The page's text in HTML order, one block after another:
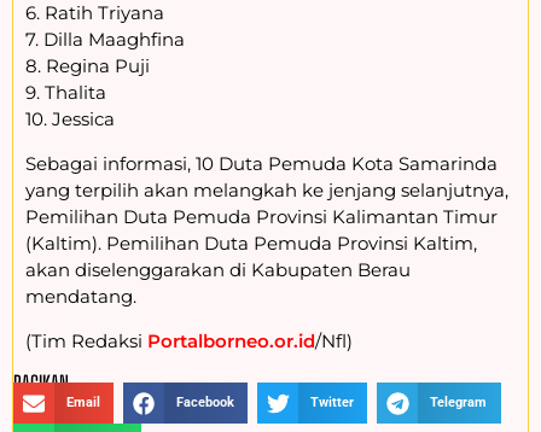
6. Ratih Triyana
7. Dilla Maaghfina
8. Regina Puji
9. Thalita
10. Jessica
Sebagai informasi, 10 Duta Pemuda Kota Samarinda
yang terpilih akan melangkah ke jenjang selanjutnya,
Pemilihan Duta Pemuda Provinsi Kalimantan Timur
(Kaltim). Pemilihan Duta Pemuda Provinsi Kaltim,
akan diselenggarakan di Kabupaten Berau
mendatang.
(Tim Redaksi Portalborneo.or.id/Nfl)
BAGIKAN :
Email Facebook Twitter Telegram